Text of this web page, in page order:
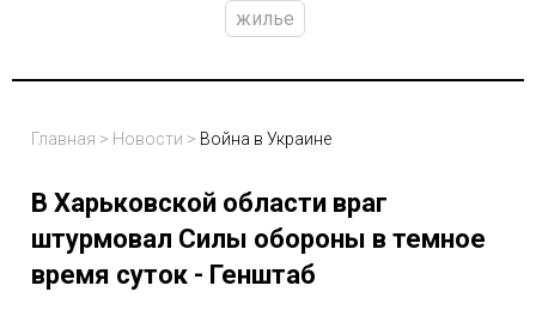
жилье
Главная > Новости > Война в Украине
В Харьковской области враг
штурмовал Силы обороны в темное
время суток - Генштаб